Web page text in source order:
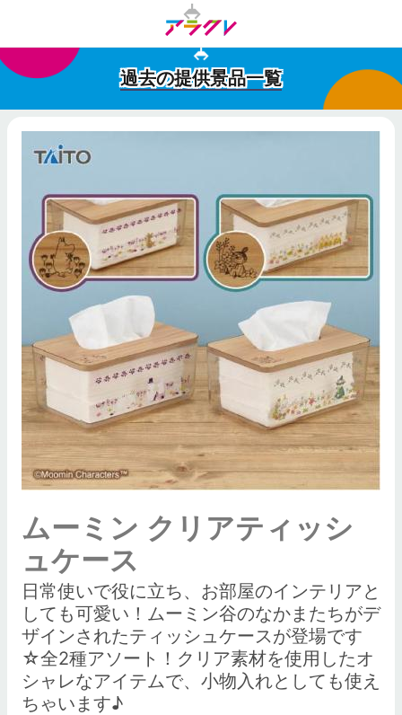
過去の提供景品一覧
ムーミン クリアティッシ
ュケース
日常使いで役に立ち、お部屋のインテリアと
しても可愛い！ムーミン谷のなかまたちがデ
ザインされたティッシュケースが登場です
☆全2種アソート！クリア素材を使用したオ
シャレなアイテムで、小物入れとしても使え
ちゃいます♪